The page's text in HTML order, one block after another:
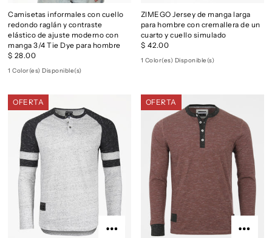
Camisetas informales con cuello
redondo raglán y contraste
elástico de ajuste moderno con
manga 3/4 Tie Dye para hombre
$ 28.00
1 Color(es) Disponible(s)
ZIMEGO Jersey de manga larga
para hombre con cremallera de un
cuarto y cuello simulado
$ 42.00
1 Color(es) Disponible(s)
OFERTA OFERTA